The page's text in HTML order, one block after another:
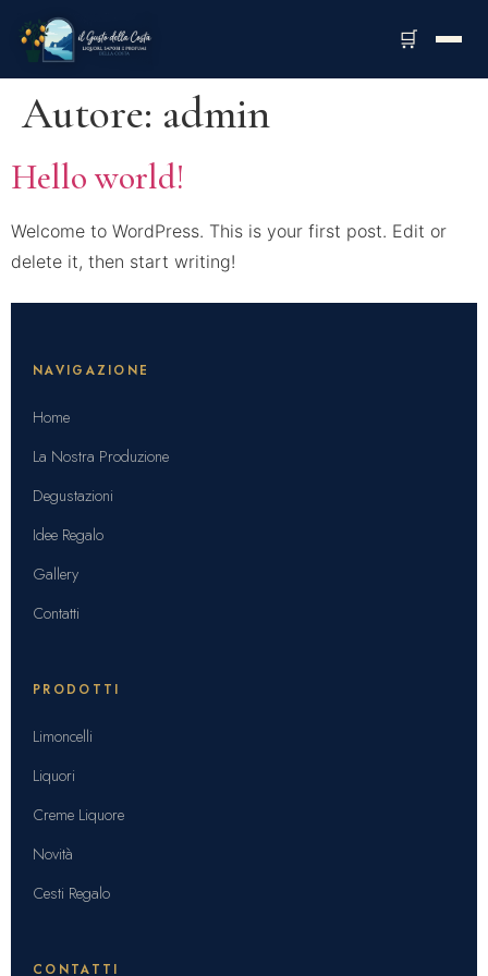
🛒
Autore: admin
Hello world!
Welcome to WordPress. This is your first post. Edit or
delete it, then start writing!
NAVIGAZIONE
Home
La Nostra Produzione
Degustazioni
Idee Regalo
Gallery
Contatti
PRODOTTI
Limoncelli
Liquori
Creme Liquore
Novità
Cesti Regalo
CONTATTI